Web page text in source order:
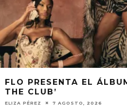
FLO PRESENTA EL
THE CLUB’
ELIZA PÉREZ 7 AGOSTO, 2026